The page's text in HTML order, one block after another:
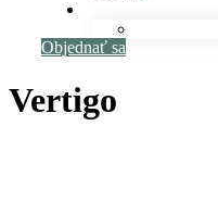
Objednať sa
Vertigo